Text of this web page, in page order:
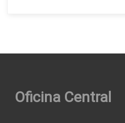
Oficina Central